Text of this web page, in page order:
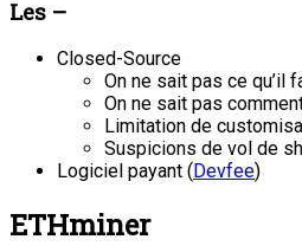
Les –
Closed-Source
On ne sait pas ce qu’il
On ne sait pas
Limitation de
Suspicions de vol de
Logiciel payant ( Devfee)
ETHminer